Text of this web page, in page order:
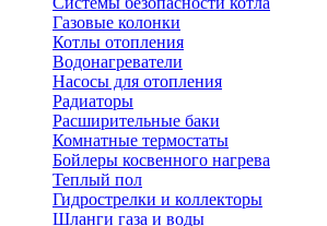
Газовые колонки
Котлы отопления
Водонагреватели
Насосы для отопления
Радиаторы
Расширительные баки
Комнатные термостаты
Бойлеры косвенного нагрева
Теплый пол
Гидрострелки и коллекторы
Шланги газа и воды